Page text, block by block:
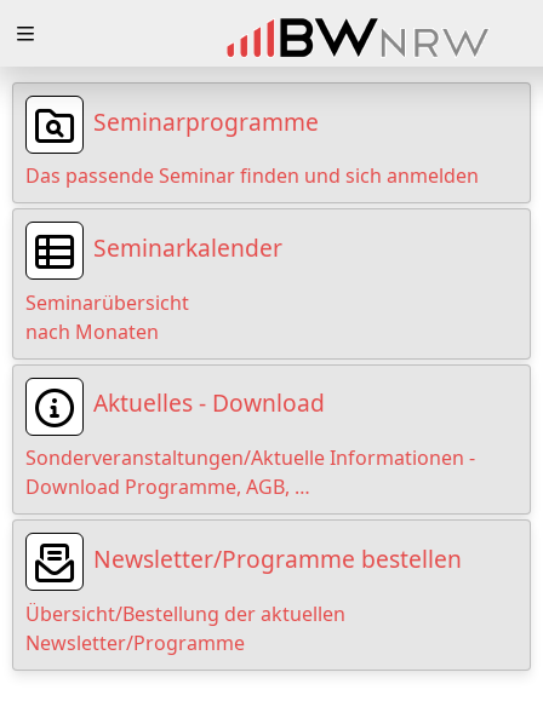
Loading
Loading
Loading
Loading
Loading
Loading
Seminarprogramme
Das passende Seminar finden und sich anmelden
Seminarkalender
Seminarübersicht
nach Monaten
Aktuelles - Download
Sonderveranstaltungen/Aktuelle Informationen -
Download Programme, AGB, …
Newsletter/Programme bestellen
Übersicht/Bestellung der aktuellen
Newsletter/Programme